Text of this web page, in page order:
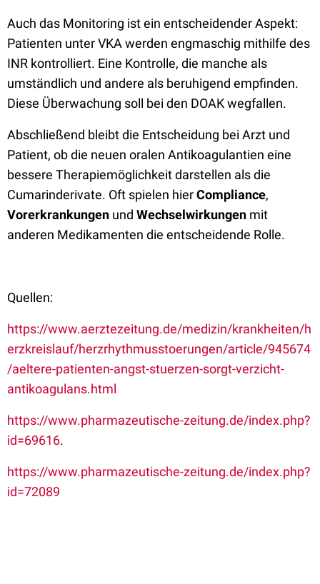
Auch das Monitoring ist ein entscheidender Aspekt:
Patienten unter VKA werden engmaschig mithilfe des
INR kontrolliert. Eine Kontrolle, die manche als
umständlich und andere als beruhigend empfinden.
Diese Überwachung soll bei den DOAK wegfallen.
Abschließend bleibt die Entscheidung bei Arzt und
Patient, ob die neuen oralen Antikoagulantien eine
bessere Therapiemöglichkeit darstellen als die
Cumarinderivate. Oft spielen hierCompliance,
Vorerkrankungen und Wechselwirkungen mit
anderen Medikamenten die entscheidende Rolle.
Quellen:
https://www.aerztezeitung.de/medizin/krankheiten/h
erzkreislauf/herzrhythmusstoerungen/article/945674
/aeltere-patienten-angst-stuerzen-sorgt-verzicht-
antikoagulans.html
https://www.pharmazeutische-zeitung.de/index.php?
id=69616.
https://www.pharmazeutische-zeitung.de/index.php?
id=72089